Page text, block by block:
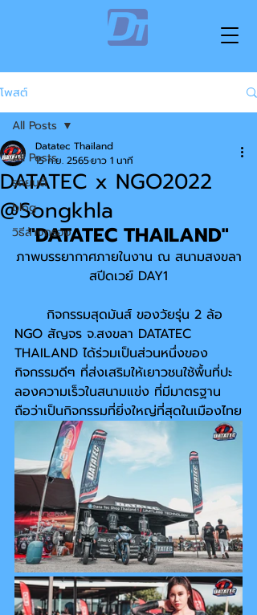
โพสต์
All Posts
รถยนต์
blog
วิธีล้างกรอง
All Posts
DATATEC x NGO2022
@Songkhla
Datatec Thailand
15 ก.ย. 2565ยาว 1 นาที
"DATATEC THAILAND"
ภาพบรรยากาศภายในงาน ณ สนามสงขลา
สปีดเวย์ DAY1
NGO สัญจร จ.สงขลา DATATEC
THAILAND ได้ร่วมเป็นส่วนหนึ่งของ
กิจกรรมดีๆ ที่ส่งเสริมให้เยาวชนใช้พื้นที่ปะ
ลองความเร็วในสนามแข่ง ที่มีมาตรฐาน
ถือว่าเป็นกิจกรรมที่ยิ่งใหญ่ที่สุดในเมืองไทย